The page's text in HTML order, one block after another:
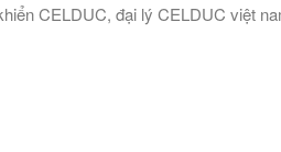
CELDUC, đại lý CELDUC việt